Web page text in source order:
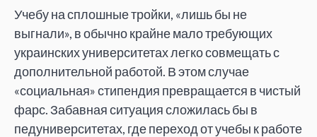
Учебу на сплошные тройки, «лишь бы не
выгнали», в обычно крайне мало требующих
украинских университетах легко совмещать с
дополнительной работой. В этом случае
«социальная» стипендия превращается в чистый
фарс. Забавная ситуация сложилась бы в
педуниверситетах, где переход от учебы к работе